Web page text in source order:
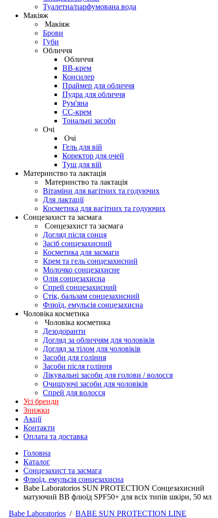
Туалетна/парфумована вода
Макіяж
Макіяж
Брови
Губи
Обличчя
Обличчя
BB-крем
Консилер
Праймер для обличчя
Пудра для обличчя
Рум'яна
СС-крем
Тональні засоби
Очі
Очі
Гель для вій
Коректор для очей
Туш для вій
Материнство та лактація
Материнство та лактація
Вітаміни для вагітних та годуючих
Для лактації
Косметика для вагітних та годуючих
Сонцезахист та засмага
Сонцезахист та засмага
Догляд після сонця
Засіб сонцезахисний
Косметика для засмаги
Крем та гель сонцезахисний
Молочко сонцезахисне
Олія сонцезахисна
Спрей сонцезахисний
Стік, бальзам сонцезахисний
Флюїд, емульсія сонцезахисна
Чоловіка косметика
Чоловіка косметика
Дезодоранти
Догляд за обличчям для чоловіків
Догляд за тілом для чоловіків
Засоби для гоління
Засоби після гоління
Лікувальні засоби для голови / волосся
Очищуючі засоби для чоловіків
Спрей для волосся
Усі бренди
Знижки
Акції
Контакти
Оплата та доставка
Головна
Каталог
Сонцезахист та засмага
Флюїд, емульсія сонцезахисна
Babe Laboratorios SUN PROTECTION Сонцезахисний
матуючий ВВ флюїд SPF50+ для всіх типів шкіри, 50 мл
Babe Laboratorios / BABE SUN PROTECTION LINE